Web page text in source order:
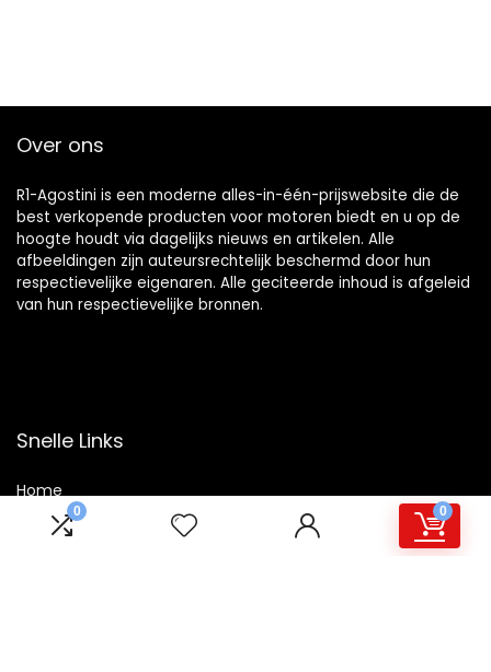
0 0
Over ons
R1-Agostini is een moderne alles-in-één-prijswebsite die de
best verkopende producten voor motoren biedt en u op de
hoogte houdt via dagelijks nieuws en artikelen. Alle
afbeeldingen zijn auteursrechtelijk beschermd door hun
respectievelijke eigenaren. Alle geciteerde inhoud is afgeleid
van hun respectievelijke bronnen.
Snelle Links
Home
Winkel